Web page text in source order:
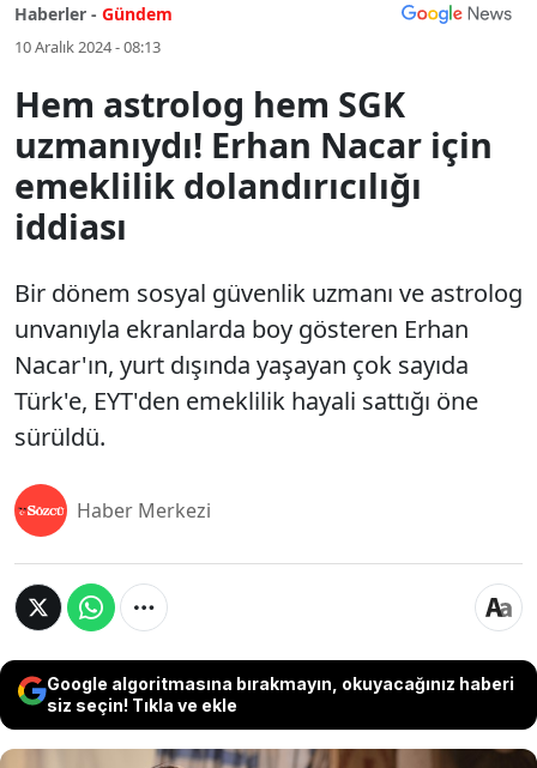
Haberler - Gündem
10 Aralık 2024 - 08:13
Hem astrolog hem SGK
uzmanıydı! Erhan Nacar için
emeklilik dolandırıcılığı
iddiası
Bir dönem sosyal güvenlik uzmanı ve astrolog
unvanıyla ekranlarda boy gösteren Erhan
Nacar'ın, yurt dışında yaşayan çok sayıda
Türk'e, EYT'den emeklilik hayali sattığı öne
sürüldü.
Haber Merkezi
Google algoritmasına bırakmayın, okuyacağınız haberi
siz seçin! Tıkla ve ekle